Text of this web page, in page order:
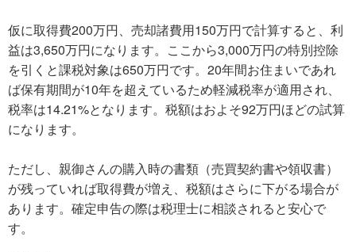
仮に取得費200万円、売却諸費用150万円で計算すると、利
益は3,650万円になります。ここから3,000万円の特別控除
を引くと課税対象は650万円です。20年間お住まいであれ
ば保有期間が10年を超えているため軽減税率が適用され、
税率は14.21%となります。税額はおよそ92万円ほどの試算
になります。
ただし、親御さんの購入時の書類（売買契約書や領収書）
が残っていれば取得費が増え、税額はさらに下がる場合が
あります。確定申告の際は税理士に相談されると安心で
す。